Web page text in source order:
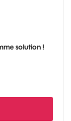
solution !